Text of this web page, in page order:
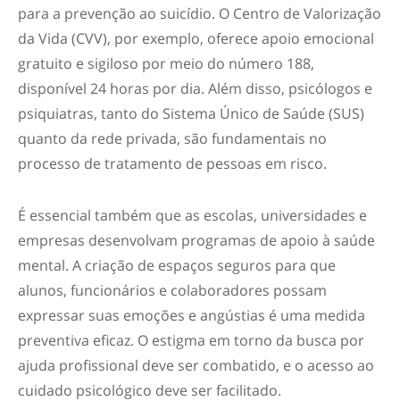
para a prevenção ao suicídio. O Centro de Valorização
da Vida (CVV), por exemplo, oferece apoio emocional
gratuito e sigiloso por meio do número 188,
disponível 24 horas por dia. Além disso, psicólogos e
psiquiatras, tanto do Sistema Único de Saúde (SUS)
quanto da rede privada, são fundamentais no
processo de tratamento de pessoas em risco.
É essencial também que as escolas, universidades e
empresas desenvolvam programas de apoio à saúde
mental. A criação de espaços seguros para que
alunos, funcionários e colaboradores possam
expressar suas emoções e angústias é uma medida
preventiva eficaz. O estigma em torno da busca por
ajuda profissional deve ser combatido, e o acesso ao
cuidado psicológico deve ser facilitado.